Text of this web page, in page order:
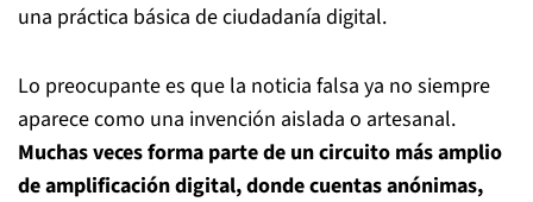
una práctica básica de ciudadanía digital.
Lo preocupante es que la noticia falsa ya no siempre
aparece como una invención aislada o artesanal.
Muchas veces forma parte de un circuito más amplio
de amplificación digital, donde cuentas anónimas,